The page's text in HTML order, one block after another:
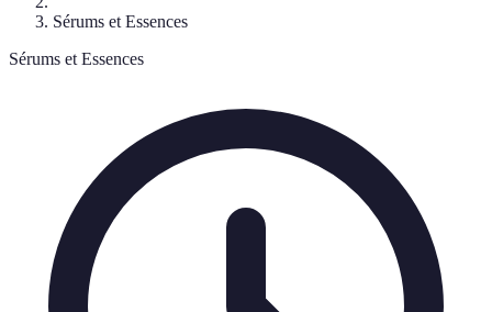
Sérums et Essences
Sérums et Essences